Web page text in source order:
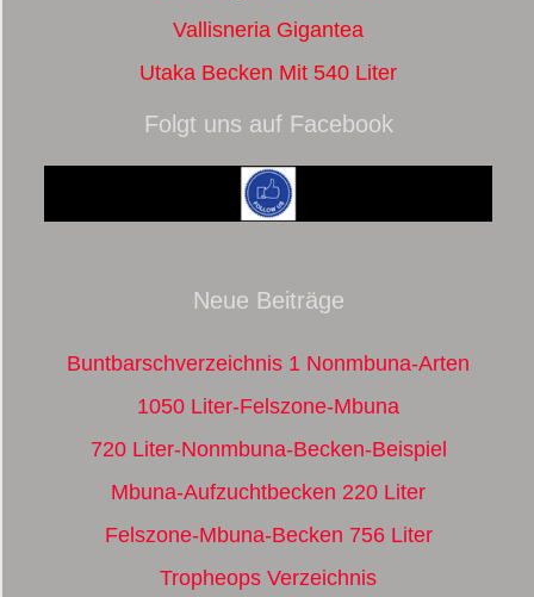
Vallisneria Gigantea
Utaka Becken Mit 540 Liter
Folgt uns auf Facebook
Neue Beiträge
Buntbarschverzeichnis 1 Nonmbuna-Arten
1050 Liter-Felszone-Mbuna
720 Liter-Nonmbuna-Becken-Beispiel
Mbuna-Aufzuchtbecken 220 Liter
Felszone-Mbuna-Becken 756 Liter
Tropheops Verzeichnis